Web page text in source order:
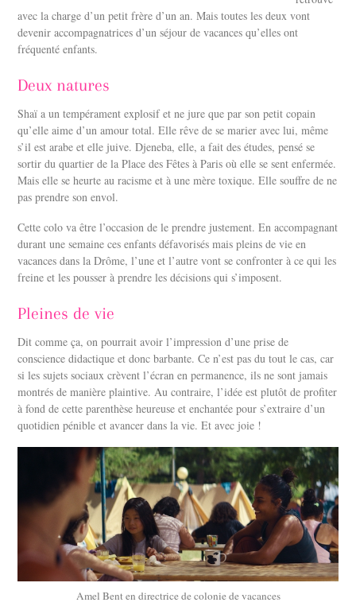
avec la charge d’un petit frère d’un an. Mais toutes les deux vont
devenir accompagnatrices d’un séjour de vacances qu’elles ont
fréquenté enfants.
Deux natures
Shaï a un tempérament explosif et ne jure que par son petit copain
qu’elle aime d’un amour total. Elle rêve de se marier avec lui, même
s’il est arabe et elle juive. Djeneba, elle, a fait des études, pensé se
sortir du quartier de la Place des Fêtes à Paris où elle se sent enfermée.
Mais elle se heurte au racisme et à une mère toxique. Elle souffre de ne
pas prendre son envol.
Cette colo va être l’occasion de le prendre justement. En accompagnant
durant une semaine ces enfants défavorisés mais pleins de vie en
vacances dans la Drôme, l’une et l’autre vont se confronter à ce qui les
freine et les pousser à prendre les décisions qui s’imposent.
Pleines de vie
Dit comme ça, on pourrait avoir l’impression d’une prise de
conscience didactique et donc barbante. Ce n’est pas du tout le cas, car
si les sujets sociaux crèvent l’écran en permanence, ils ne sont jamais
montrés de manière plaintive. Au contraire, l’idée est plutôt de profiter
à fond de cette parenthèse heureuse et enchantée pour s’extraire d’un
quotidien pénible et avancer dans la vie. Et avec joie !
Amel Bent en directrice de colonie de vacances